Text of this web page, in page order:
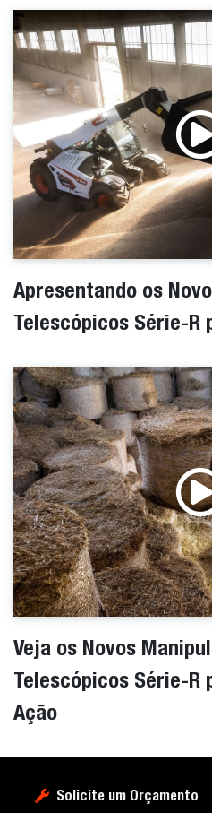
Apresentando os
Telescópicos Série-R
Veja os Novos
Telescópicos Série-
Ação
Solicite um Orçamento